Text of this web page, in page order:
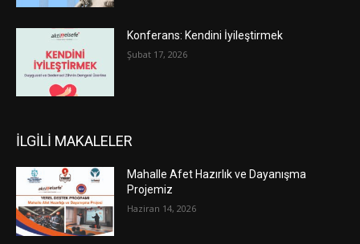
Konferans: Kendini İyileştirmek
Şubat 17, 2026
İLGİLİ MAKALELER
Mahalle Afet Hazırlık ve Dayanışma
Projemiz
Haziran 14, 2026